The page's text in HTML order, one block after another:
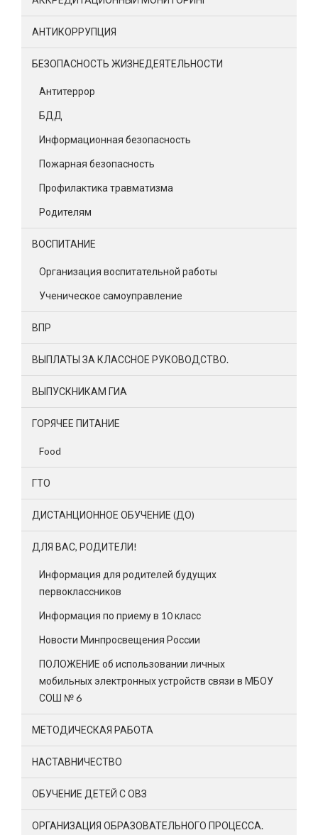
АНТИКОРРУПЦИЯ
БЕЗОПАСНОСТЬ ЖИЗНЕДЕЯТЕЛЬНОСТИ
Антитеррор
БДД
Информационная безопасность
Пожарная безопасность
Профилактика травматизма
Родителям
ВОСПИТАНИЕ
Организация воспитательной работы
Ученическое самоуправление
ВПР
ВЫПЛАТЫ ЗА КЛАССНОЕ РУКОВОДСТВО.
ВЫПУСКНИКАМ ГИА
ГОРЯЧЕЕ ПИТАНИЕ
Food
ГТО
ДИСТАНЦИОННОЕ ОБУЧЕНИЕ (ДО)
ДЛЯ ВАС, РОДИТЕЛИ!
Информация для родителей будущих
первоклассников
Информация по приему в 10 класс
Новости Минпросвещения России
ПОЛОЖЕНИЕ об использовании личных
мобильных электронных устройств связи в МБОУ
СОШ № 6
МЕТОДИЧЕСКАЯ РАБОТА
НАСТАВНИЧЕСТВО
ОБУЧЕНИЕ ДЕТЕЙ С ОВЗ
ОРГАНИЗАЦИЯ ОБРАЗОВАТЕЛЬНОГО ПРОЦЕССА.